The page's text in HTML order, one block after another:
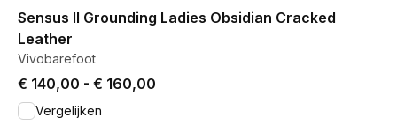
Sensus II Grounding Ladies Obsidian Cracked
Leather
Vivobarefoot
Price from € 140,00 to € 160,00.
€ 140,00 - € 160,00
Vergelijken